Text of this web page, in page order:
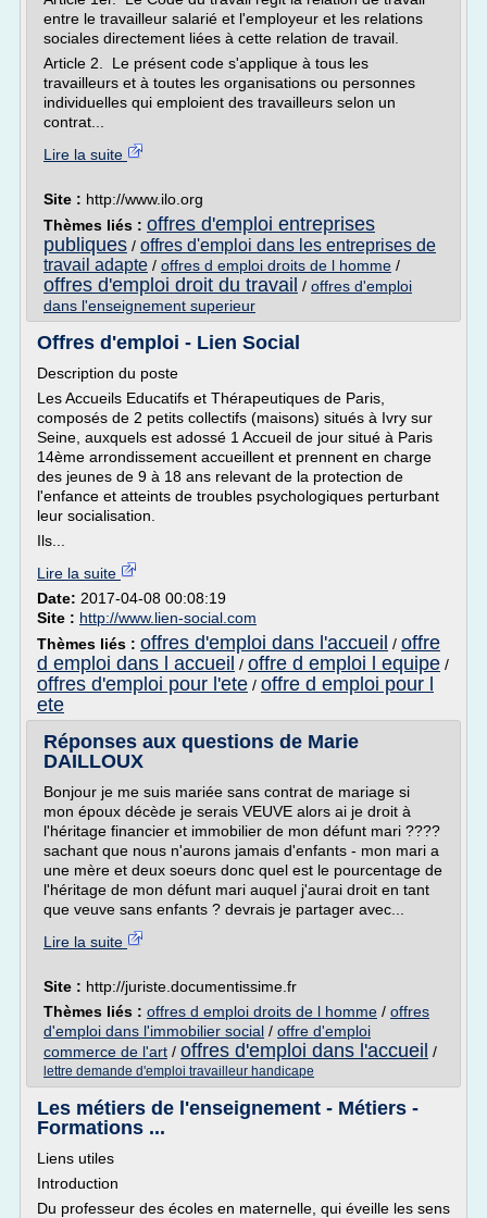
entre le travailleur salarié et l'employeur et les relations
sociales directement liées à cette relation de travail.
Article 2. Le présent code s'applique à tous les
travailleurs et à toutes les organisations ou personnes
individuelles qui emploient des travailleurs selon un
contrat...
Lire la suite
Site : http://www.ilo.org
Thèmes liés : offres d'emploi entreprises
publiques / offres d'emploi dans les entreprises de
travail adapte / offres d emploi droits de l homme /
offres d'emploi droit du travail / offres d'emploi
dans l'enseignement superieur
Offres d'emploi - Lien Social
Description du poste
Les Accueils Educatifs et Thérapeutiques de Paris,
composés de 2 petits collectifs (maisons) situés à Ivry sur
Seine, auxquels est adossé 1 Accueil de jour situé à Paris
14ème arrondissement accueillent et prennent en charge
des jeunes de 9 à 18 ans relevant de la protection de
l'enfance et atteints de troubles psychologiques perturbant
leur socialisation.
Ils...
Lire la suite
Date: 2017-04-08 00:08:19
Site : http://www.lien-social.com
Thèmes liés : offres d'emploi dans l'accueil / offre
d emploi dans l accueil / offre d emploi l equipe /
offres d'emploi pour l'ete / offre d emploi pour l
ete
Réponses aux questions de Marie
DAILLOUX
Bonjour je me suis mariée sans contrat de mariage si
mon époux décède je serais VEUVE alors ai je droit à
l'héritage financier et immobilier de mon défunt mari ????
sachant que nous n'aurons jamais d'enfants - mon mari a
une mère et deux soeurs donc quel est le pourcentage de
l'héritage de mon défunt mari auquel j'aurai droit en tant
que veuve sans enfants ? devrais je partager avec...
Lire la suite
Site : http://juriste.documentissime.fr
Thèmes liés : offres d emploi droits de l homme / offres
d'emploi dans l'immobilier social / offre d'emploi
commerce de l'art / offres d'emploi dans l'accueil /
lettre demande d'emploi travailleur handicape
Les métiers de l'enseignement - Métiers -
Formations ...
Liens utiles
Introduction
Du professeur des écoles en maternelle, qui éveille les sens